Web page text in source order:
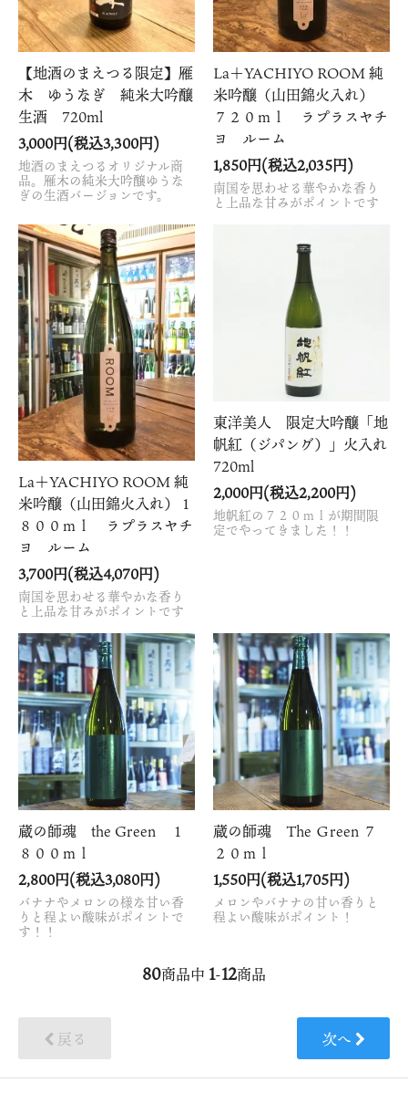
【地酒のまえつる限定】雁
木 ゆうなぎ 純米大吟醸
生酒 720ml
3,000円(税込3,300円)
地酒のまえつるオリジナル商
品。雁木の純米大吟醸ゆうな
ぎの生酒バージョンです。
La＋YACHIYO ROOM 純
米吟醸（山田錦火入れ）
７２０ｍｌ ラプラスヤチ
ヨ ルーム
1,850円(税込2,035円)
南国を思わせる華やかな香り
と上品な甘みがポイントです
La＋YACHIYO ROOM 純
米吟醸（山田錦火入れ）１
８００ｍｌ ラプラスヤチ
ヨ ルーム
3,700円(税込4,070円)
南国を思わせる華やかな香り
と上品な甘みがポイントです
東洋美人 限定大吟醸「地
帆紅（ジパング）」火入れ
720ml
2,000円(税込2,200円)
地帆紅の７２０ｍｌが期間限
定でやってきました！！
蔵の師魂 the Green １
８００ｍｌ
2,800円(税込3,080円)
バナナやメロンの様な甘い香
りと程よい酸味がポイントで
す！！
蔵の師魂 The Ｇreen ７
２０ｍｌ
1,550円(税込1,705円)
メロンやバナナの甘い香りと
程よい酸味がポイント！
80商品中 1-12商品
戻る 次へ